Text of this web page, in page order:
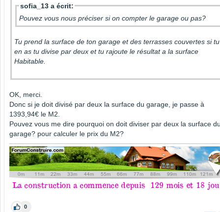
sofia_13 a écrit:
Pouvez vous nous préciser si on compter le garage ou pas?
Tu prend la surface de ton garage et des terrasses couvertes si tu
en as tu divise par deux et tu rajoute le résultat a la surface
Habitable.
OK, merci.
Donc si je doit divisé par deux la surface du garage, je passe à
1393,94€ le M2.
Pouvez vous me dire pourquoi on doit diviser par deux la surface
garage? pour calculer le prix du M2?
0